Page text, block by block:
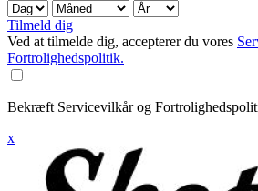
Tilmeld dig
Ved at tilmelde dig, accepterer du vores
Fortrolighedspolitik.
Bekræft Servicevilkår og
x